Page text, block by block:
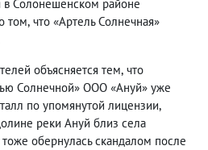
Солонешенском районе
том, что «Артель Солнечная»
объясняется тем, что
Солнечной» ООО «Ануй» уже
по упомянутой лицензии,
реки Ануй близ села
обернулась скандалом после